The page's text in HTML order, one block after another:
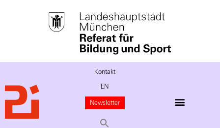
Kontakt
EN
Newsletter